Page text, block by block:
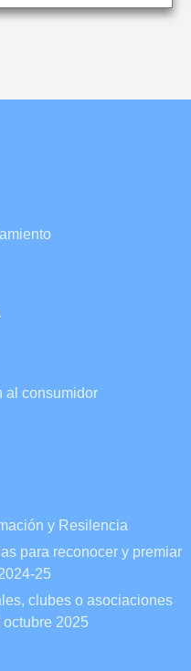
al consumidor
y Resilencia
para reconocer y premiar
25
clubes o asociaciones
2025